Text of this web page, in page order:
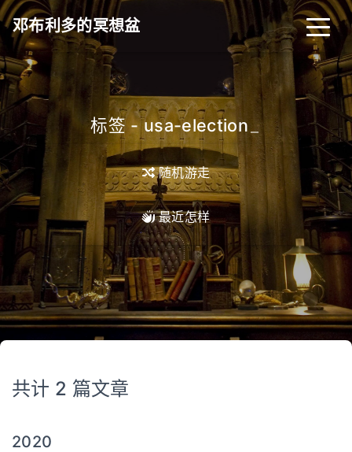
邓布利多的冥想盆
标签 - usa-election _
随机游走
最近怎样
共计 2 篇文章
2020